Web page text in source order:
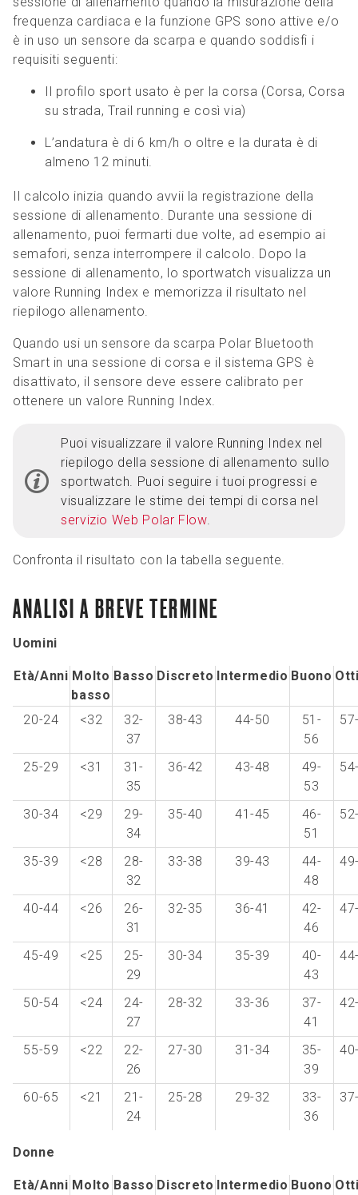
frequenza cardiaca e la funzione GPS sono attive e/o
è in uso un sensore da scarpa e quando soddisfi i
requisiti seguenti:
Il profilo sport usato è per la corsa (Corsa, Corsa
su strada, Trail running e così via)
L’andatura è di 6 km/h o oltre e la durata è di
almeno 12 minuti.
Il calcolo inizia quando avvii la registrazione della
sessione di allenamento. Durante una sessione di
allenamento, puoi fermarti due volte, ad esempio ai
semafori, senza interrompere il calcolo. Dopo la
sessione di allenamento, lo sportwatch visualizza un
valore Running Index e memorizza il risultato nel
riepilogo allenamento.
Quando usi un sensore da scarpa Polar Bluetooth
Smart in una sessione di corsa e il sistema GPS è
disattivato, il sensore deve essere calibrato per
ottenere un valore Running Index.
Puoi visualizzare il valore Running Index nel
riepilogo della sessione di allenamento sullo
sportwatch. Puoi seguire i tuoi progressi e
visualizzare le stime dei tempi di corsa nel
servizio Web Polar Flow.
Confronta il risultato con la tabella seguente.
ANALISI A BREVE TERMINE
Uomini
Età/Anni Molto
basso
Basso Discreto Intermedio Buono
20-24 <32
32-
37
38-43 44-50
51-
56
25-29 <31
31-
35
36-42 43-48
49-
53
30-34 <29
29-
34
35-40 41-45
46-
51
35-39 <28
28-
32
33-38 39-43
44-
48
40-44 <26
26-
31
32-35 36-41
42-
46
45-49 <25
25-
29
30-34 35-39
40-
43
50-54 <24
24-
27
28-32 33-36
37-
41
55-59 <22
22-
26
27-30 31-34
35-
39
60-65 <21
21-
24
25-28 29-32
33-
36
Donne
Età/Anni Molto Basso Discreto Intermedio Buono